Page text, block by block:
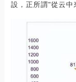
設，正所謂"從云中